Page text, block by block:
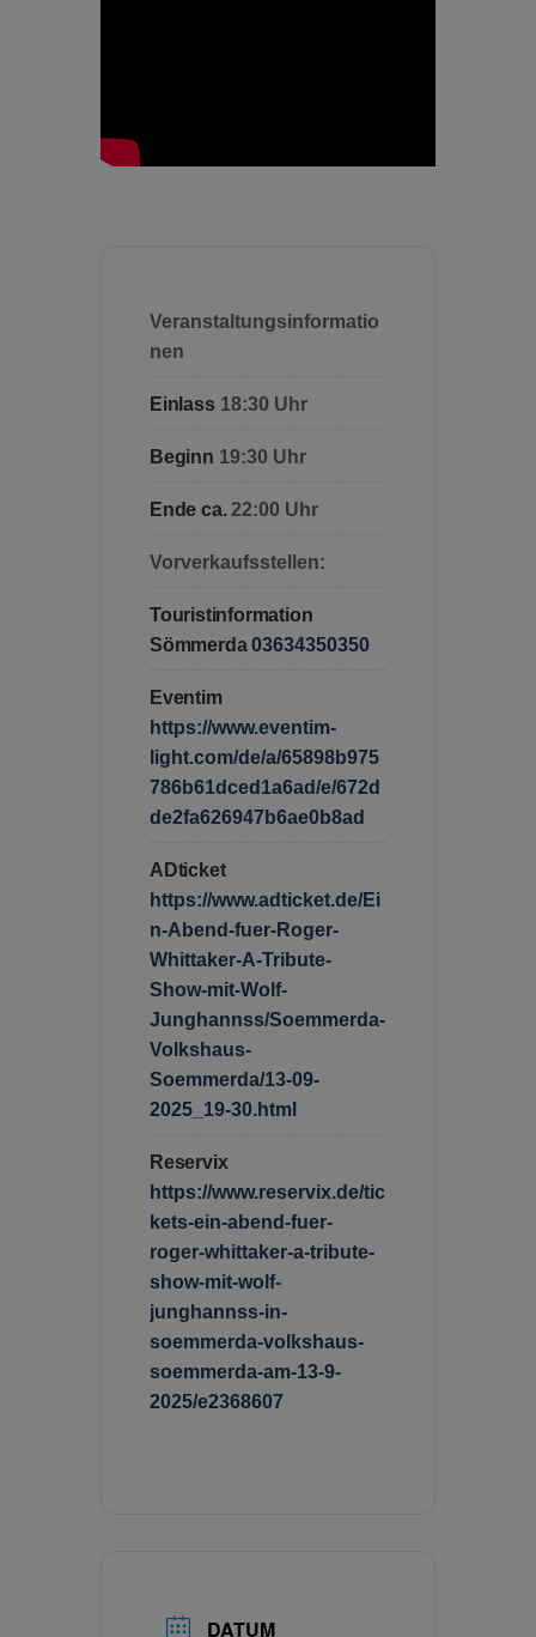
Veranstaltungsinformatio
nen
Einlass 18:30 Uhr
Beginn 19:30 Uhr
Ende ca. 22:00 Uhr
Vorverkaufsstellen:
Touristinformation
Sömmerda 03634350350
Eventim
https://www.eventim-
light.com/de/a/65898b975
786b61dced1a6ad/e/672d
de2fa626947b6ae0b8ad
ADticket
https://www.adticket.de/Ei
n-Abend-fuer-Roger-
Whittaker-A-Tribute-
Show-mit-Wolf-
Junghannss/Soemmerda-
Volkshaus-
Soemmerda/13-09-
2025_19-30.html
Reservix
https://www.reservix.de/tic
kets-ein-abend-fuer-
roger-whittaker-a-tribute-
show-mit-wolf-
junghannss-in-
soemmerda-volkshaus-
soemmerda-am-13-9-
2025/e2368607
DATUM